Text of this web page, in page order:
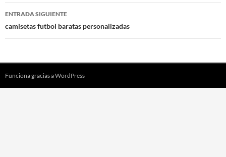
entradas
ENTRADA SIGUIENTE
camisetas futbol baratas personalizadas
Funciona gracias a WordPress